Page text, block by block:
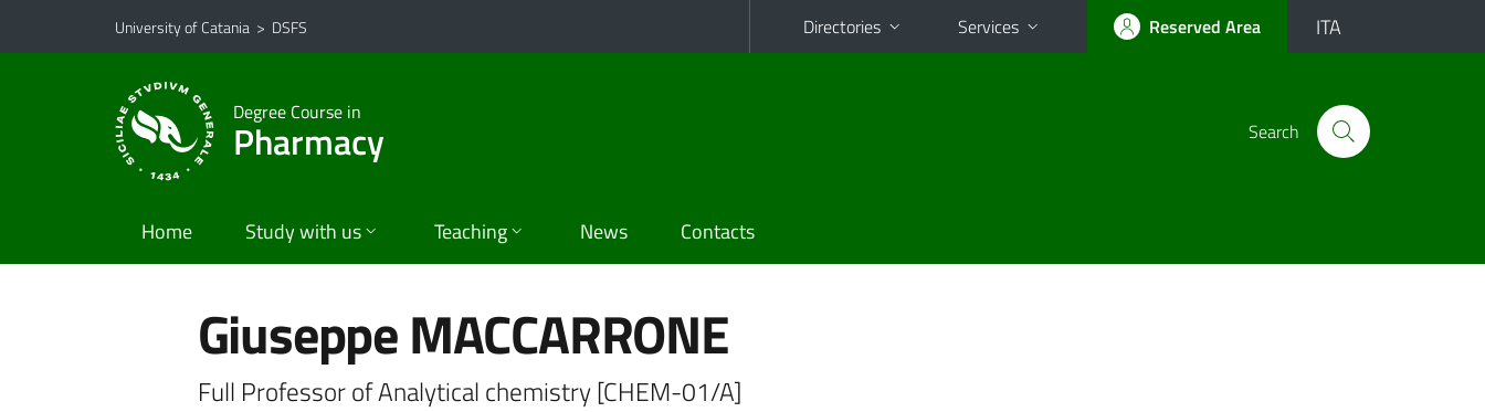
Go to main content
Go to navigation menu
University of Catania > DSFS Directories Services Reserved Area ITA
Degree Course in
Pharmacy Search
Home Study with us Teaching News Contacts
Giuseppe MACCARRONE
Full Professor of Analytical chemistry [CHEM-01/A]